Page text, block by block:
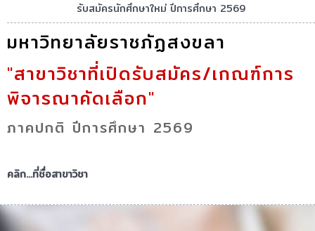
รับสมัครนักศึกษาใหม่ ปีการศึกษา 2569
มหาวิทยาลัยราชภัฏสงขลา
"สาขาวิชาที่เปิดรับสมัคร/เกณฑ์การ
พิจารณาคัดเลือก"
ภาคปกติ ปีการศึกษา 2569
คลิก...ที่ชื่อสาขาวิชา